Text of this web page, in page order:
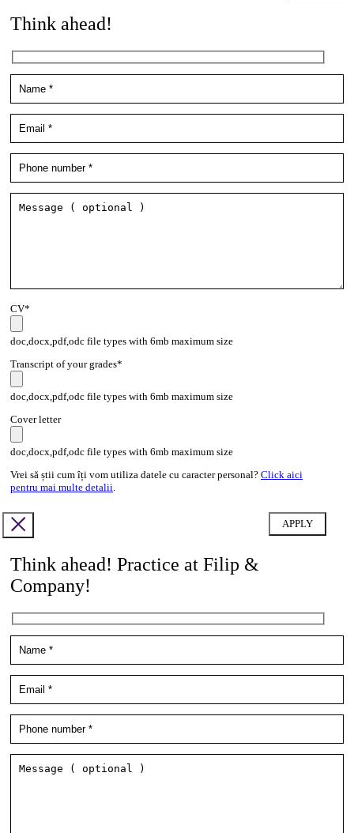
Think ahead!
CV*
doc,docx,pdf,odc file types with 6mb maximum size
Transcript of your grades*
doc,docx,pdf,odc file types with 6mb maximum size
Cover letter
doc,docx,pdf,odc file types with 6mb maximum size
Vrei să știi cum îți vom utiliza datele cu caracter personal? Click aici
pentru mai multe detalii
Think ahead! Practice at Filip &
Company!